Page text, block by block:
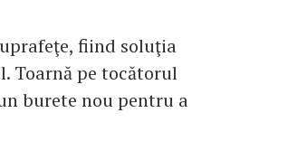
fiind soluţia
Toarnă pe tocătorul
burete nou pentru a